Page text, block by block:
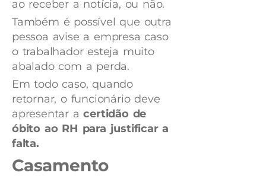
ao receber a notícia, ou não.
Também é possível que outra
pessoa avise a empresa caso
o trabalhador esteja muito
abalado com a perda.
Em todo caso, quando
retornar, o funcionário deve
apresentar a certidão de
óbito ao RH para justificar a
falta.
Casamento